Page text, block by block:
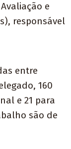
e
responsável
entre
160
e 21 para
são de